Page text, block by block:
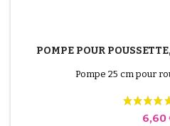
POMPE POUR
Pompe 25 cm pour
Prix
6,60